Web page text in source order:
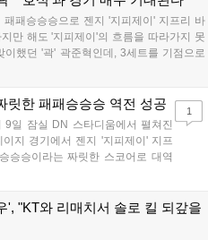
패승승승으로 젠지 '지피제이' 지프리 바
만 해도 '지피제이'의 흐름을 따라가지 못
했던 '곽' 곽준혁인데, 3세트를 기점으로
트를 4:2로 승리한 뒤 이후부터는 완전히
릿한 패패승승승 역전 성공
9일 잠실 DN 스타디움에서 펼쳐진
지 경기에서 젠지 '지피제이' 지프
승승이라는 짜릿한 스코어로 대역
로 향했다. 1세트, 전반전은 서로
, '곽...
1
', "KT와 리매치서 솔로 킬 되갚을